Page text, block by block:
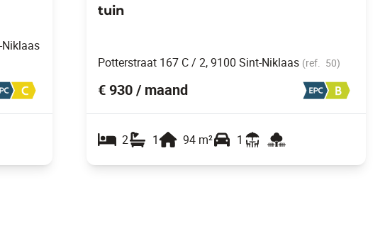
tuin
Potterstraat 167 C / 2, 9100 Sint-Niklaas (ref. 50)
€ 930 / maand
2 1 94 m² 1